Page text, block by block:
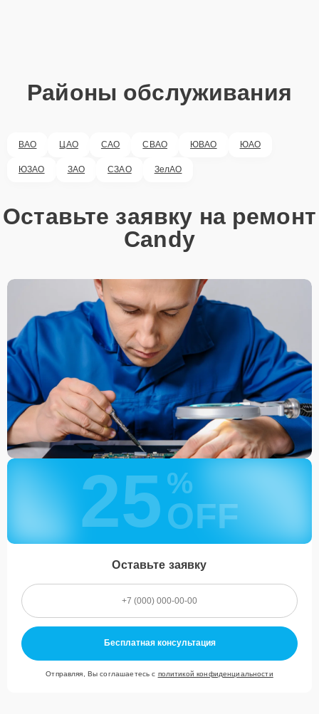
Районы обслуживания
ВАО ЦАО САО СВАО ЮВАО ЮАО
ЮЗАО ЗАО СЗАО ЗелАО
Оставьте заявку на ремонт
Candy
25 %
OFF
Оставьте заявку
Бесплатная консультация
Отправляя, Вы соглашаетесь с политикой конфиденциальности